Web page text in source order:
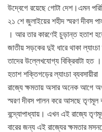
উদ্বেগে রয়েছে গোটা দেশ।এমন
২১ শে জুলাইয়ের শহীদ স্মরণ দীবস
। আর তার কারণেই চুড়ান্ত হতাশ
জাতীয় সড়কের দুই ধারে থাকা
তাদের উল্লেখযোগ্য বিক্রিবাটা
হতাশ শক্তিগড়ের ল্যাংচা ব্যবসায়ীরা
রাজ্যে ক্ষমতায় অসার অনেক আগে
স্মরণ দীবস পালন করে আসছে তৃণমূল
বন্দ্যোপাধ্যায়। এখন এই রাজ্যে
বারের জন্য এই রাজ্যের ক্ষমতার